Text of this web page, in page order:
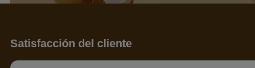
Satisfacción del cliente